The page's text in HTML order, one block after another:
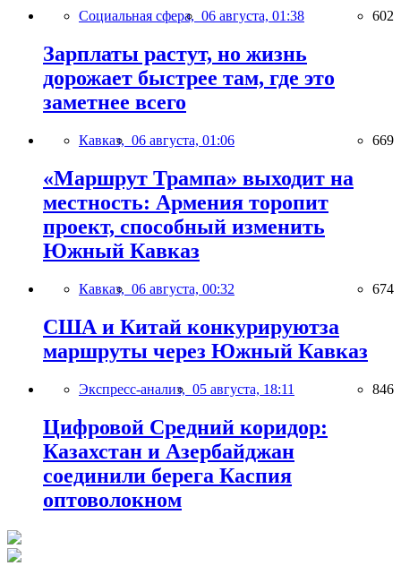
Социальная сфера, 06 августа, 01:38 602
Зарплаты растут, но жизнь
дорожает быстрее там, где это
заметнее всего
Кавказ, 06 августа, 01:06 669
«Маршрут Трампа» выходит на
местность: Армения торопит
проект, способный изменить
Южный Кавказ
Кавказ, 06 августа, 00:32 674
США и Китай конкурируютза
маршруты через Южный Кавказ
Экспресс-анализ, 05 августа, 18:11 846
Цифровой Средний коридор:
Казахстан и Азербайджан
соединили берега Каспия
оптоволокном